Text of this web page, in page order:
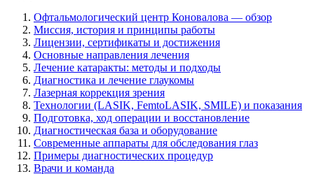
Офтальмологический центр Коновалова — обзор
Миссия, история и принципы работы
Лицензии, сертификаты и достижения
Основные направления лечения
Лечение катаракты: методы и подходы
Диагностика и лечение глаукомы
Лазерная коррекция зрения
Технологии (LASIK, FemtoLASIK, SMILE) и показания
Подготовка, ход операции и восстановление
Диагностическая база и оборудование
Современные аппараты для обследования глаз
Примеры диагностических процедур
Врачи и команда